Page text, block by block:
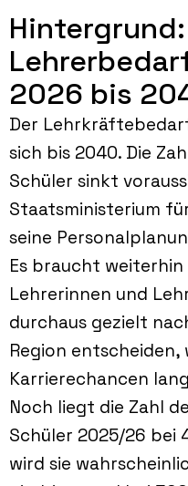
Hintergrund:
2026 bis
Der
sich bis 2040. Die
Schüler sinkt
Staatsministerium
seine
Es braucht
Lehrerinnen und
durchaus gezielt
Region entscheiden,
Karrierechancen
Noch liegt die Zahl
Schüler 2025/26 bei
wird sie